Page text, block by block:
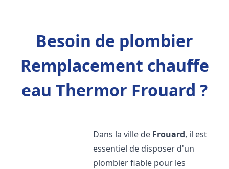
Besoin de plombier
Remplacement chauffe
eau Thermor Frouard ?
Dans la ville de Frouard, il est
essentiel de disposer d'un
plombier fiable pour les